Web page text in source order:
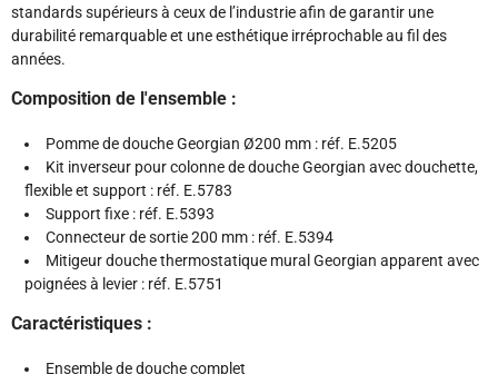
standards supérieurs à ceux de l’industrie afin de garantir une
durabilité remarquable et une esthétique irréprochable au fil des
années.
Composition de l'ensemble :
Pomme de douche Georgian Ø200 mm : réf. E.5205
Kit inverseur pour colonne de douche Georgian avec douchette,
flexible et support : réf. E.5783
Support fixe : réf. E.5393
Connecteur de sortie 200 mm : réf. E.5394
Mitigeur douche thermostatique mural Georgian apparent avec
poignées à levier : réf. E.5751
Caractéristiques :
Ensemble de douche complet